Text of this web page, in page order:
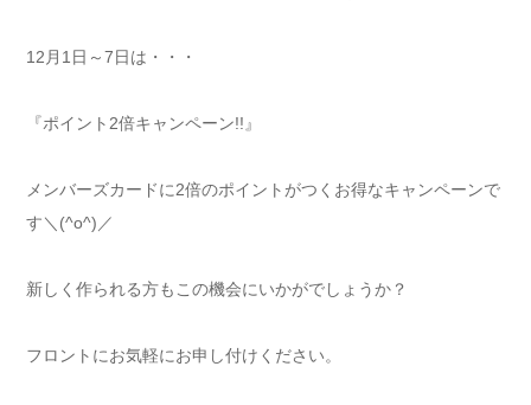
12月1日～7日は・・・
『ポイント2倍キャンペーン!!』
メンバーズカードに2倍のポイントがつくお得なキャンペーンで
す＼(^o^)／
新しく作られる方もこの機会にいかがでしょうか？
フロントにお気軽にお申し付けください。